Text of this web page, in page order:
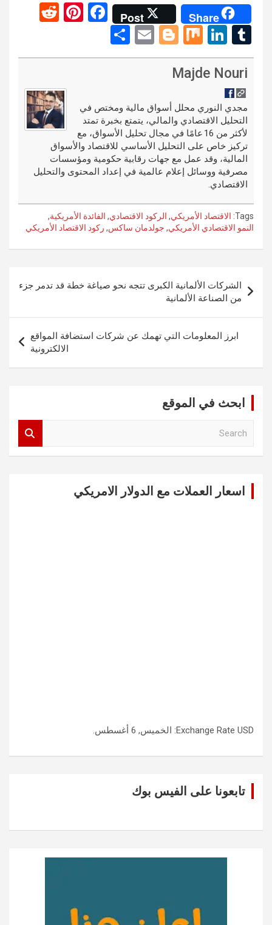
Share
Post
F
ce
o
k
Pi
er
t
d
t
T
u
m
bl
r
Li
n
ke
n
M
ix
Bl
o
er
E
m
h
Majde Nouri
مجدي النوري محلل أسواق مالية ومختص في
التحليل الاقتصادي والمالي، يتمتع بخبرة تمتد
لأكثر من 16 عامًا في مجال تحليل الأسواق، مع
تركيز خاص على التحليل الأساسي للاقتصاد والأسواق
المالية، وقد عمل مع جهات رقابية حكومية ومؤسسات
مصرفية ووسائل إعلام عالمية في إعداد المحتوى والتحليل
الاقتصادي.
Tags: الاقتصاد الأمريكي, الركود الاقتصادي, الفائدة الأمريكية,
النمو الاقتصادي الأمريكي, جولدمان ساكس, ركود الاقتصاد الأمريكي
المقالات
الشركات الألمانية الكبرى تتجه نحو صياغة خطة قد تدمر جزء
من الصناعة الألمانية
ابرز المعلومات التي تهمك عن شركات استضافة المواقع
الالكترونية
ابحث في الموقع
اسعار العملات مع الدولار الامريكي
Exchange Rate USD : الخميس, 6 أغسطس.
تابعونا على الفيس بوك